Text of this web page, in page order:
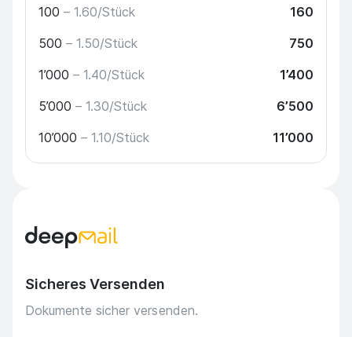
100 – 1.60/Stück
160
500 – 1.50/Stück
750
1’000 – 1.40/Stück
1’400
5’000 – 1.30/Stück
6’500
10’000 – 1.10/Stück 11’000
Sicheres Versenden
Dokumente sicher versenden.